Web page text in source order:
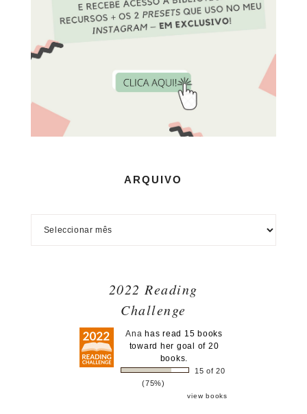
ARQUIVO
2022 Reading
Challenge
Ana has read 15 books
toward her goal of 20
books.
15 of 20
(75%)
view books